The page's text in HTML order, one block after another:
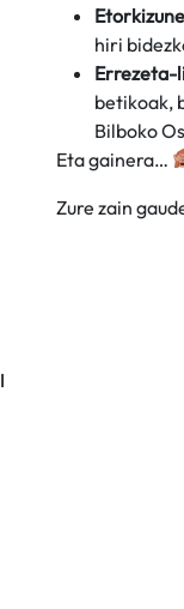
hiri
Errezeta-
betikoak,
Bilboko
Eta gainera…
Zure zain